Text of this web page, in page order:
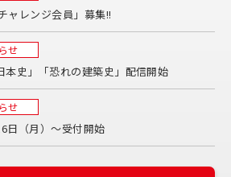
ャレンジ会員」募集!!
せ
本史」「恐れの建築史」配信開始
せ
（月）～受付開始